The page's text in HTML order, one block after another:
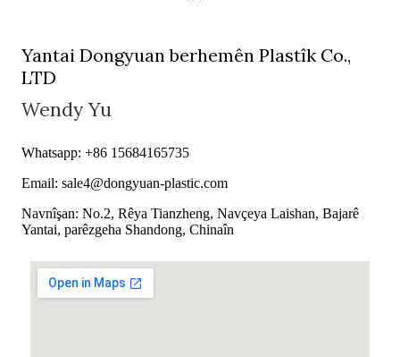
Yantai Dongyuan berhemên Plastîk Co.,
LTD
Wendy Yu
Whatsapp: +86 15684165735
Email: sale4@dongyuan-plastic.com
Navnîşan: No.2, Rêya Tianzheng, Navçeya Laishan, Bajarê
Yantai, parêzgeha Shandong, Chinaîn